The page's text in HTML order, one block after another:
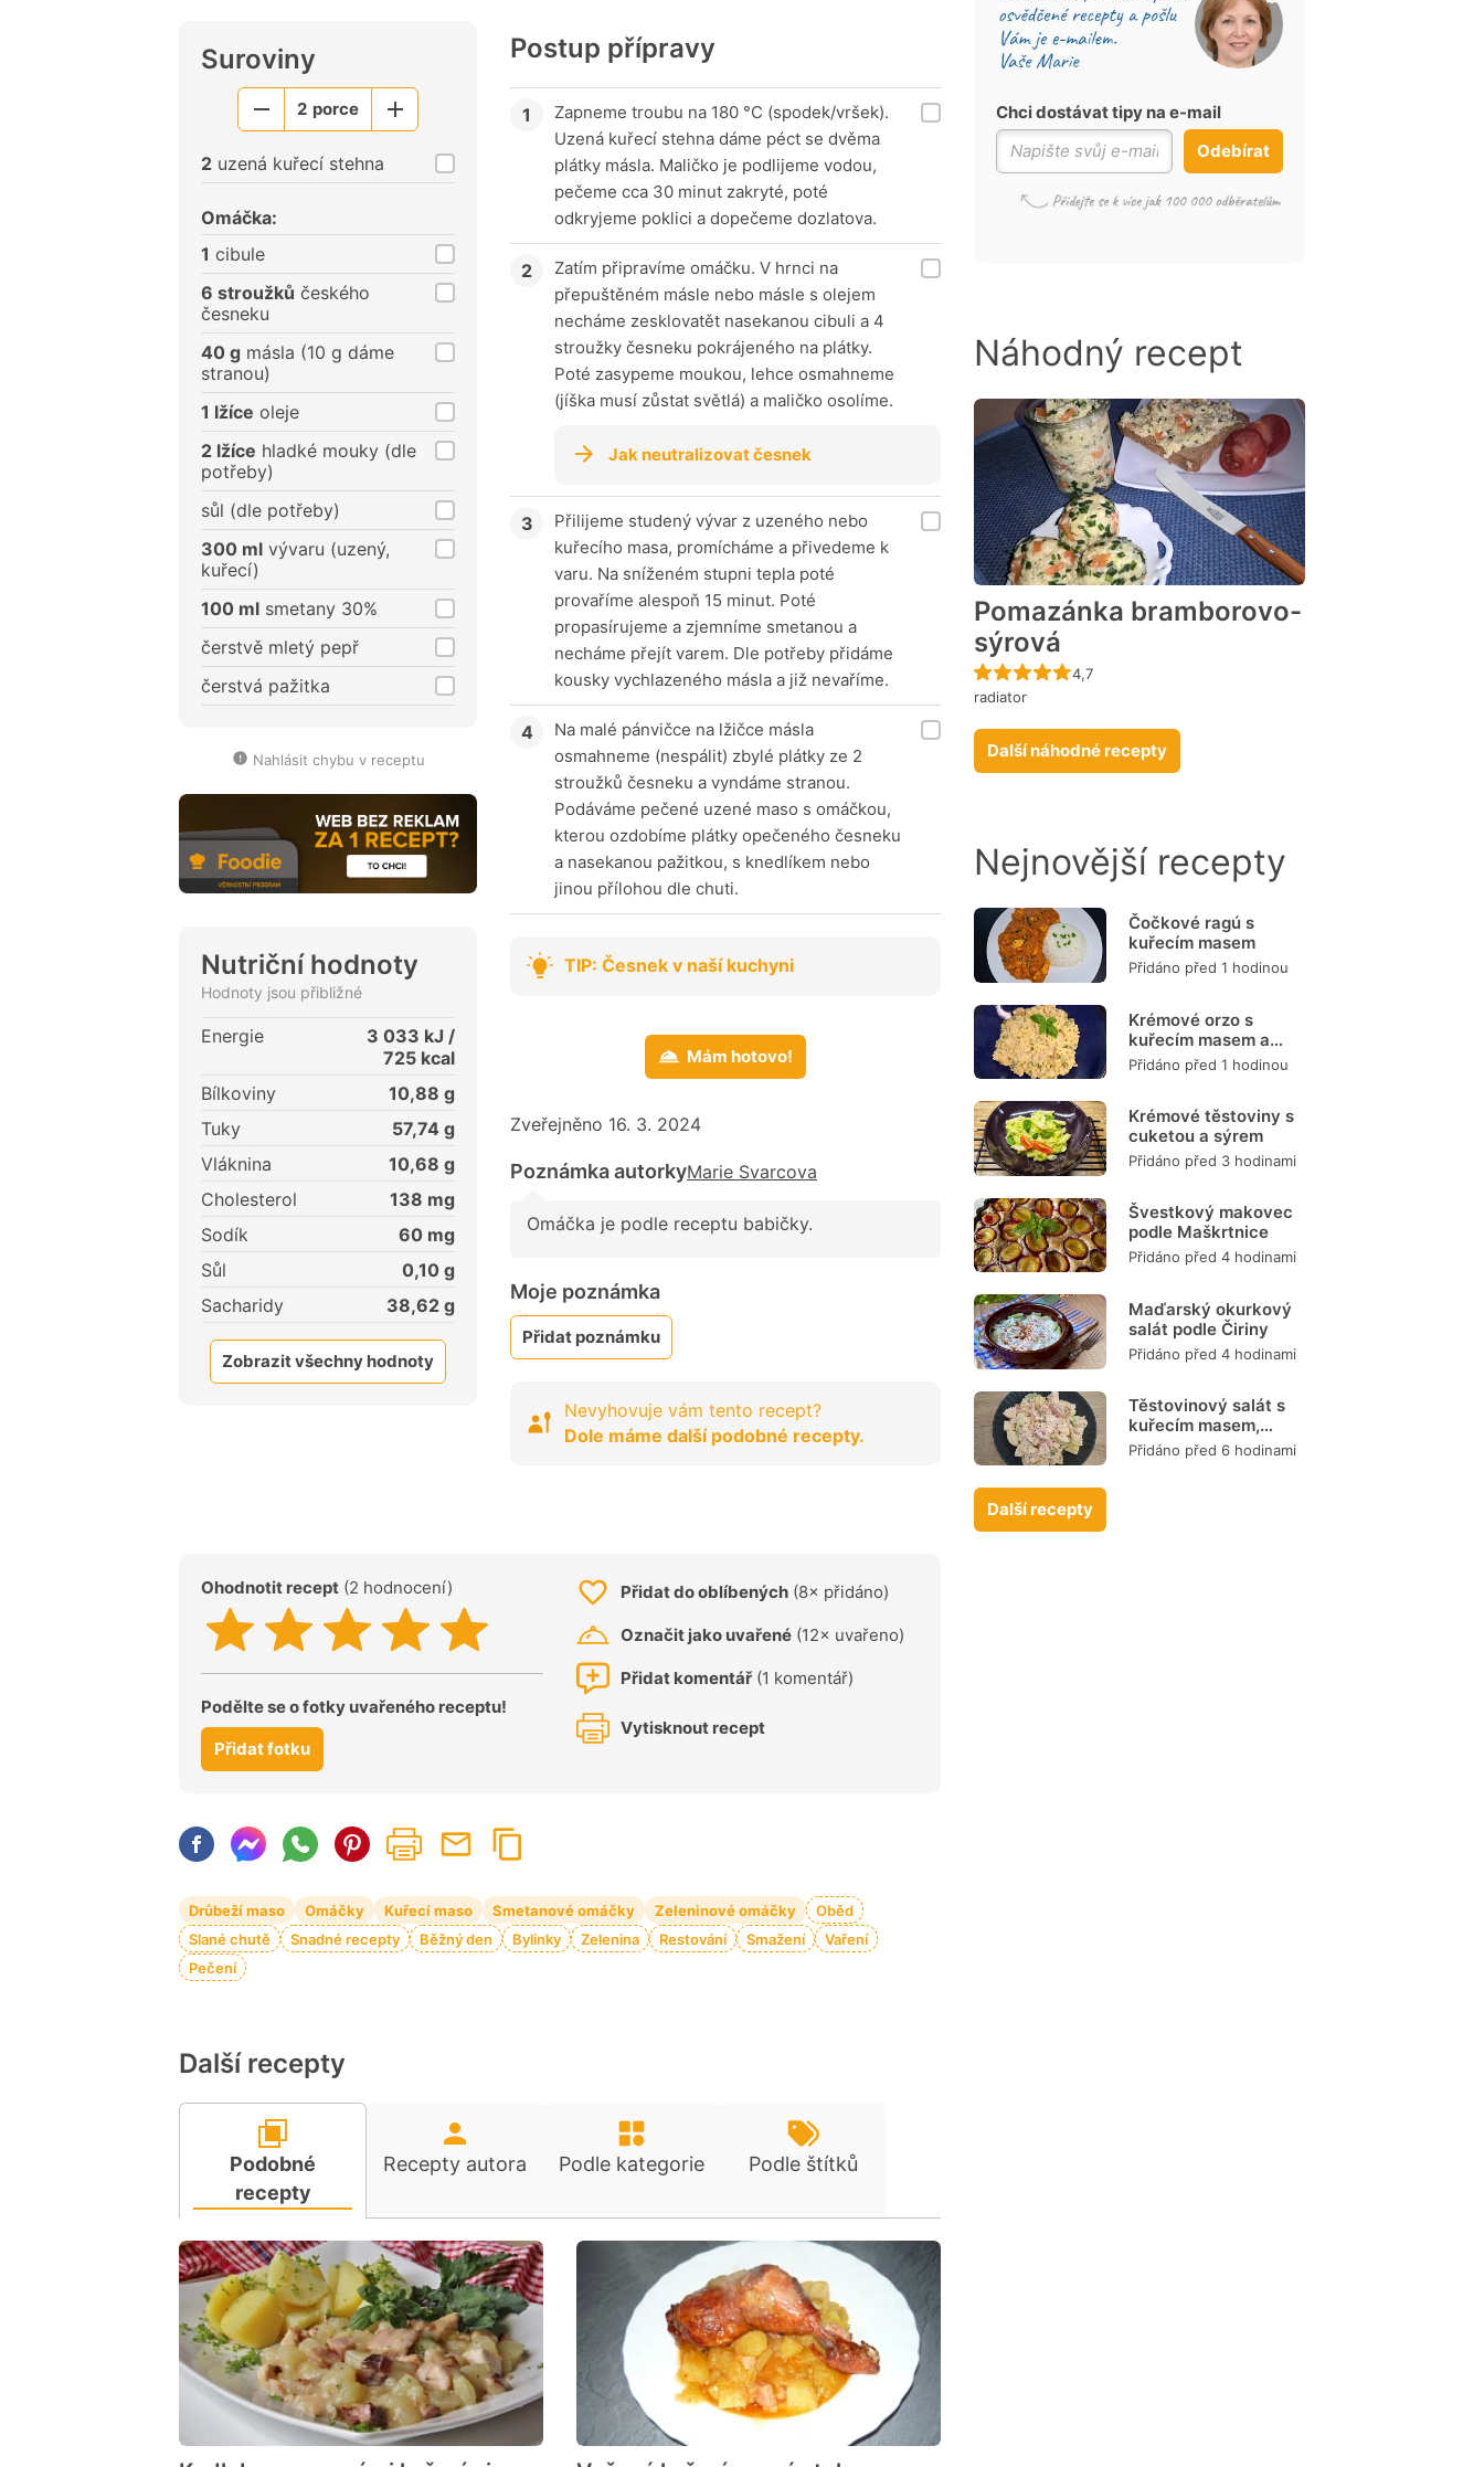
Suroviny
Menší
2 porce
Větší
2 uzená kuřecí stehna
Omáčka:
1 cibule
6 stroužků českého
česneku
40 g másla (10 g dáme
stranou)
1 lžíce oleje
2 lžíce hladké mouky (dle
potřeby)
sůl (dle potřeby)
300 ml vývaru (uzený,
kuřecí)
100 ml smetany 30%
čerstvě mletý pepř
čerstvá pažitka
Nahlásit chybu v receptu
Nutriční hodnoty
Hodnoty jsou přibližné
Energie 3 033 kJ /
725 kcal
Bílkoviny
10,88 g
Tuky
57,74 g
Vláknina
10,68 g
Cholesterol
138 mg
Sodík
60 mg
Sůl
0,10 g
Sacharidy
38,62 g
Zobrazit všechny hodnoty
Postup přípravy
Zapneme troubu na 180 °C (spodek/vršek).
Uzená kuřecí stehna dáme péct se dvěma
plátky másla. Maličko je podlijeme vodou,
pečeme cca 30 minut zakryté, poté
odkryjeme poklici a dopečeme dozlatova.
Zatím připravíme omáčku. V hrnci na
přepuštěném másle nebo másle s olejem
necháme zesklovatět nasekanou cibuli a 4
stroužky česneku pokrájeného na plátky.
Poté zasypeme moukou, lehce osmahneme
(jíška musí zůstat světlá) a maličko osolíme.
Jak neutralizovat česnek
Přilijeme studený vývar z uzeného nebo
kuřecího masa, promícháme a přivedeme k
varu. Na sníženém stupni tepla poté
provaříme alespoň 15 minut. Poté
propasírujeme a zjemníme smetanou a
necháme přejít varem. Dle potřeby přidáme
kousky vychlazeného másla a již nevaříme.
Na malé pánvičce na lžičce másla
osmahneme (nespálit) zbylé plátky ze 2
stroužků česneku a vyndáme stranou.
Podáváme pečené uzené maso s omáčkou,
kterou ozdobíme plátky opečeného česneku
a nasekanou pažitkou, s knedlíkem nebo
jinou přílohou dle chuti.
TIP: Česnek v naší kuchyni
Mám hotovo!
Zveřejněno 16. 3. 2024
Poznámka autorkyMarie Svarcova
Omáčka je podle receptu babičky.
Moje poznámka
Přidat poznámku
Nevyhovuje vám tento recept?
Dole máme další podobné recepty.
Ohodnotit recept (2 hodnocení)
Podělte se o fotky uvařeného receptu!
Přidat fotku
Přidat do oblíbených (8× přidáno)
Označit jako uvařené (12× uvařeno)
Přidat komentář (1 komentář)
Vytisknout recept
Drůbeží maso Omáčky Kuřecí maso Smetanové omáčky Zeleninové omáčky
Oběd
Slané chutě
Snadné recepty Běžný den Bylinky Zelenina Restování Smažení
Vaření
Pečení
Další recepty
Podobné
recepty
Recepty autora Podle kategorie Podle štítků
Chci dostávat tipy na e-mail
Odebírat
Náhodný recept
Pomazánka bramborovo-
sýrová
Recept ještě nebyl hodnocen
4,7
radiator
Další náhodné recepty
Nejnovější recepty
Čočkové ragú s
kuřecím masem
Přidáno před 1 hodinou
Krémové orzo s
kuřecím masem a
zeleninou
Přidáno před 1 hodinou
Krémové těstoviny s
cuketou a sýrem
Přidáno před 3 hodinami
Švestkový makovec
podle Maškrtnice
Přidáno před 4 hodinami
Maďarský okurkový
salát podle Čiriny
Přidáno před 4 hodinami
Těstovinový salát s
kuřecím masem,
zeleninou a
dresinkem
Přidáno před 6 hodinami
Další recepty